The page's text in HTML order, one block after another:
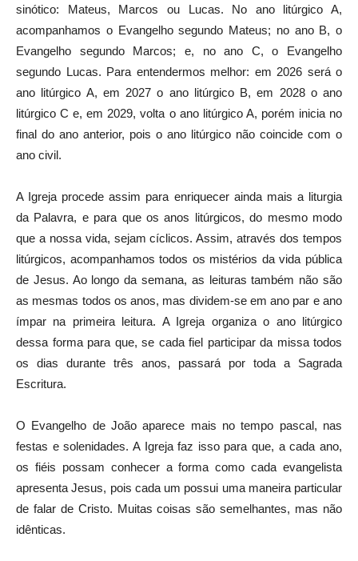
sinótico: Mateus, Marcos ou Lucas. No ano litúrgico A,
acompanhamos o Evangelho segundo Mateus; no ano B, o
Evangelho segundo Marcos; e, no ano C, o Evangelho
segundo Lucas. Para entendermos melhor: em 2026 será o
ano litúrgico A, em 2027 o ano litúrgico B, em 2028 o ano
litúrgico C e, em 2029, volta o ano litúrgico A, porém inicia no
final do ano anterior, pois o ano litúrgico não coincide com o
ano civil.
A Igreja procede assim para enriquecer ainda mais a liturgia
da Palavra, e para que os anos litúrgicos, do mesmo modo
que a nossa vida, sejam cíclicos. Assim, através dos tempos
litúrgicos, acompanhamos todos os mistérios da vida pública
de Jesus. Ao longo da semana, as leituras também não são
as mesmas todos os anos, mas dividem-se em ano par e ano
ímpar na primeira leitura. A Igreja organiza o ano litúrgico
dessa forma para que, se cada fiel participar da missa todos
os dias durante três anos, passará por toda a Sagrada
Escritura.
O Evangelho de João aparece mais no tempo pascal, nas
festas e solenidades. A Igreja faz isso para que, a cada ano,
os fiéis possam conhecer a forma como cada evangelista
apresenta Jesus, pois cada um possui uma maneira particular
de falar de Cristo. Muitas coisas são semelhantes, mas não
idênticas.